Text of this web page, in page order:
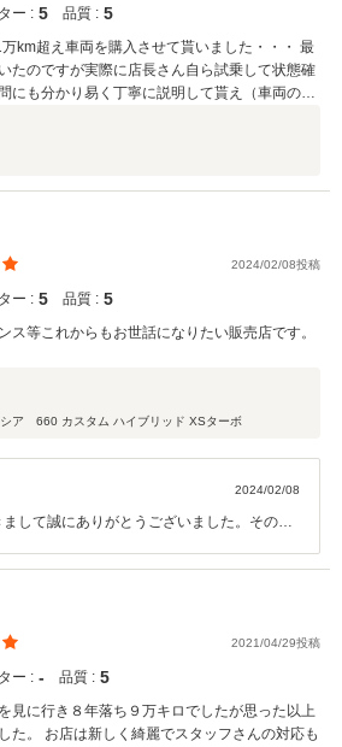
ー : 5 品質 : 5
km超え車両を購入させて貰いました・・・ 最
たのですが実際に店長さん自ら試乗して状態確
にも分かり易く丁寧に説明して貰え（車両の良
を決意しました。 購入後、保障とは言い切れ
も関わらず私の住む県に来た際に対応して頂
今まで15台の乗り換えをしている私でもこの
2024/02/08投稿
ー : 5 品質 : 5
ス等これからもお世話になりたい販売店です。
ア 660 カスタム ハイブリッド XSターボ
2024/02/08
して誠にありがとうございました。その後
感謝しております。 何かお困りの際はぜひ
い。 今後とも、どうぞ宜しくお願い致しま
2021/04/29投稿
ー : ‐ 品質 : 5
見に行き８年落ち９万キロでしたが思った以上
た。 お店は新しく綺麗でスタッフさんの対応も